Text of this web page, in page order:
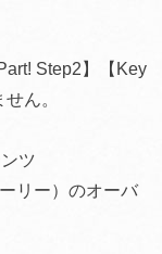
Step2】【Key
ん。
ツ
リー）のオーバ